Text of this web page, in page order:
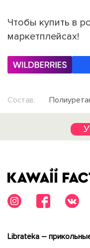
Чтобы купить в
маркетплейсах!
Состав:
Librateka –